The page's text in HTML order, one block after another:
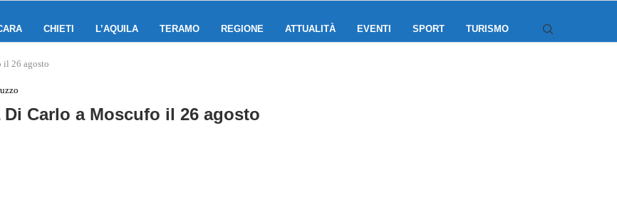
CHIETI L’AQUILA TERAMO REGIONE ATTUALITÀ EVENTI SPORT TURISMO
il 26 agosto
Carlo a Moscufo il 26 agosto